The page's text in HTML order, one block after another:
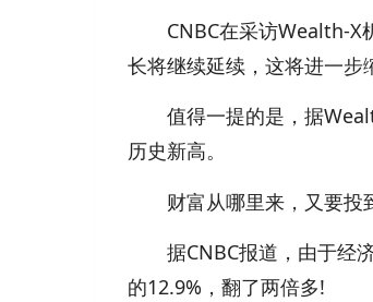
CNBC在采访Wealth-X
长将继续延续，这将进一步
值得一提的是，据
历史新高。
财富从哪里来，又要投
据CNBC报道，由于经济
的12.9%，翻了两倍多!